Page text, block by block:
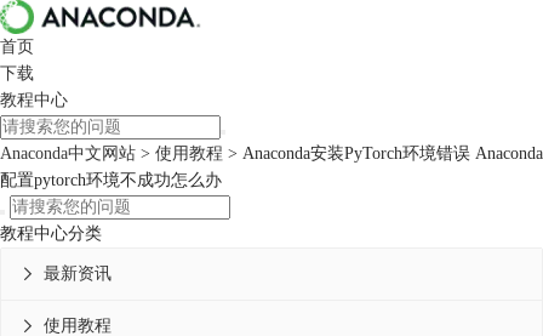
首页
下载
教程中心
Anaconda中文网站 > 使用教程 > Anaconda安装PyTorch环境错误 Anaconda
配置pytorch环境不成功怎么办
教程中心分类
最新资讯

使用教程
